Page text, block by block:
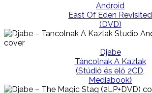
Android
East Of Eden Revisited
(DVD)
Djabe
Táncolnak A Kazlak
(Stúdió és élő 2CD,
Mediabook)